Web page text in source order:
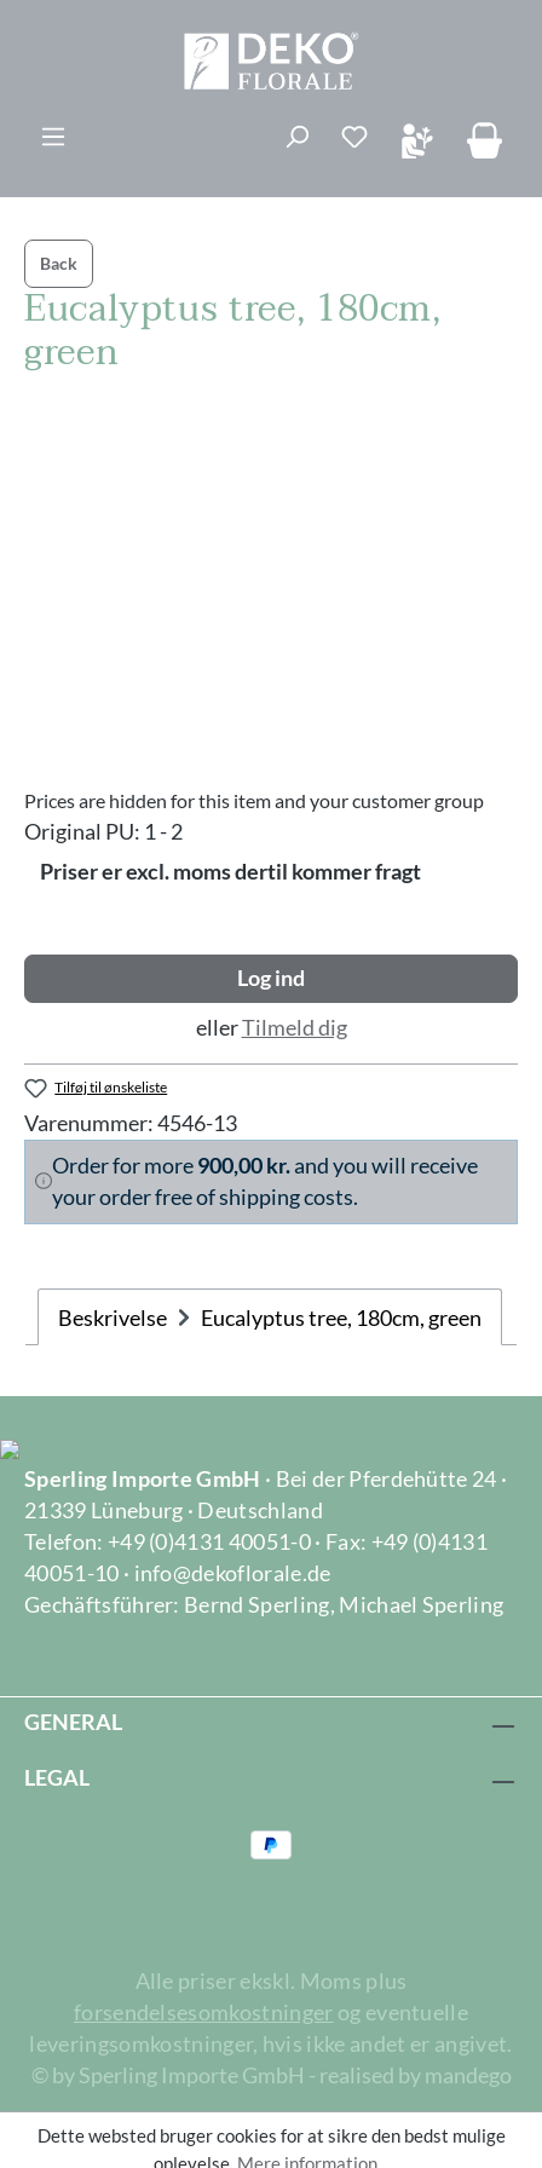
Du har 0
Back
Eucalyptus tree, 180cm,
green
Prices are hidden for this item and your customer group
Original PU: 1 - 2
Priser er excl. moms dertil kommer fragt
Log ind
ellerTilmeld dig
Tilføj til ønskeliste
Varenummer:4546-13
Order for more900,00 kr.and you will receive
your order free of shipping costs.
Beskrivelse Eucalyptus tree, 180cm, green
Sperling Importe GmbH · Bei der Pferdehütte 24 ·
21339 Lüneburg · Deutschland
Telefon: +49 (0)4131 40051-0 · Fax: +49 (0)4131
40051-10 · info@dekoflorale.de
Gechäftsführer: Bernd Sperling, Michael Sperling
GENERAL
LEGAL
Alle priser ekskl. Moms plus
forsendelsesomkostninger og eventuelle
leveringsomkostninger, hvis ikke andet er angivet.
© by Sperling Importe GmbH - realised by mandego
Dette websted bruger cookies for at sikre den bedst mulige
oplevelse. Mere information...